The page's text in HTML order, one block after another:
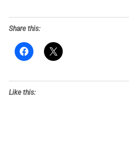
Share this:
Like this: